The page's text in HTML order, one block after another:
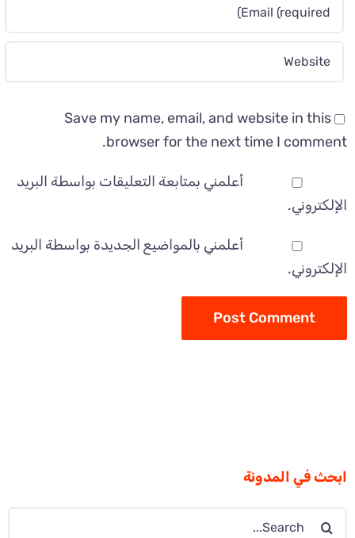
Save my name, email, and website in this
browser for the next time I comment.
أعلمني بمتابعة التعليقات بواسطة البريد
الإلكتروني.
أعلمني بالمواضيع الجديدة بواسطة البريد
الإلكتروني.
ابحث في المدونة
Search